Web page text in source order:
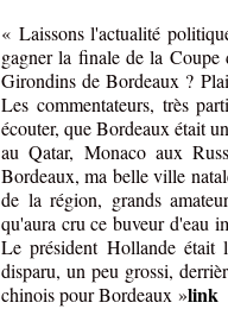
« Laissons l'actualité
gagner la finale de la
Girondins de Bordeaux ?
Les commentateurs, très
écouter, que Bordeaux était
au Qatar, Monaco aux
Bordeaux, ma belle ville
de la région, grands
qu'aura cru ce buveur d'eau
Le président Hollande
disparu, un peu grossi,
chinois pour Bordeaux »link